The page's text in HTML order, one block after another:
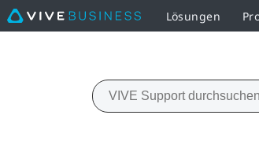
Lösungen